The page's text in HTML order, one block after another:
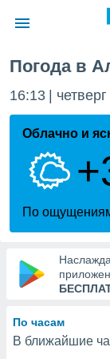
о
Вы можете
к этому
доступ
Погода в
16:13 четверг
Облачно и
По
По часам
В ближайшие